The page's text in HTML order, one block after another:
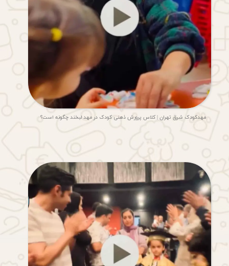
مهدکودک شرق تهران | کلاس پرورش ذهنی کودک در مهد لبخند چگونه است؟